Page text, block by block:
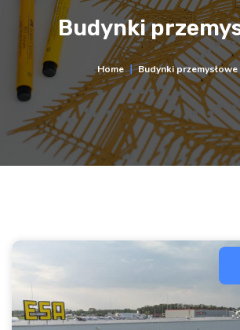
Budynki
Home∣Budynki przemysłowe